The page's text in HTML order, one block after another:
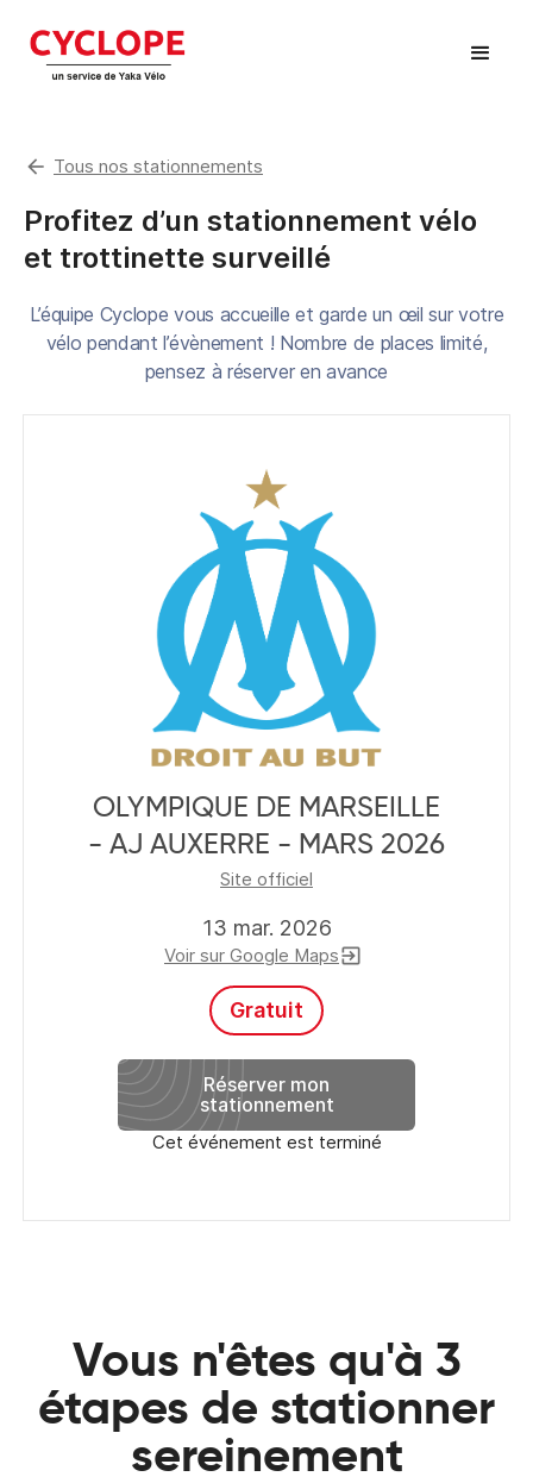
arrow_back Tous nos stationnements
Profitez d’un stationnement vélo
et trottinette surveillé
L’équipe Cyclope vous accueille et garde un œil sur votre
vélo pendant l’évènement ! Nombre de places limité,
pensez à réserver en avance
OLYMPIQUE DE MARSEILLE
- AJ AUXERRE - MARS 2026
Site officiel
13 mar. 2026
Voir sur Google Mapsexit_to_app
Gratuit
Réserver mon
stationnement
Cet événement est terminé
Vous n'êtes qu'à 3
étapes de stationner
sereinement